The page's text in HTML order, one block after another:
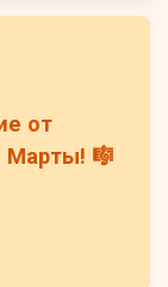
от
Марты! 🎼